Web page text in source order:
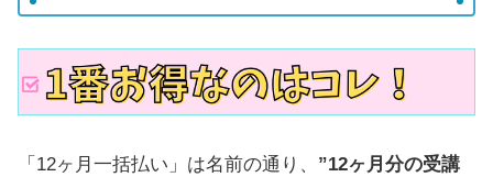
「12ヶ月一括払い」は名前の通り、 ”12ヶ月分の受講